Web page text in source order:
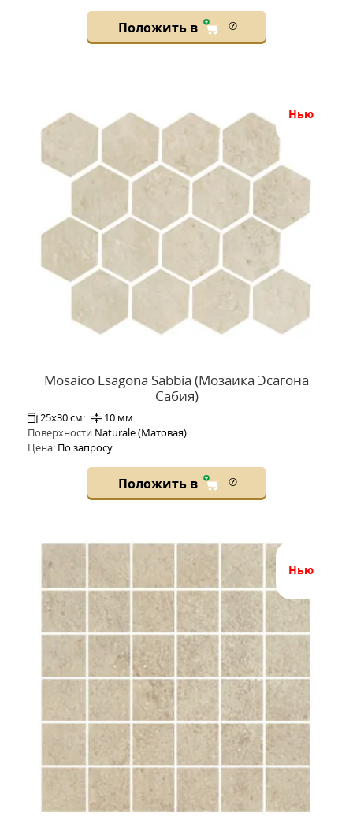
Положить в
нью
Mosaico Esagona Sabbia (Мозаика Эсагона
Сабия)
25x30 см:
10 мм
Поверхности Naturale (Матовая)
Цена: По запросу
Положить в
нью